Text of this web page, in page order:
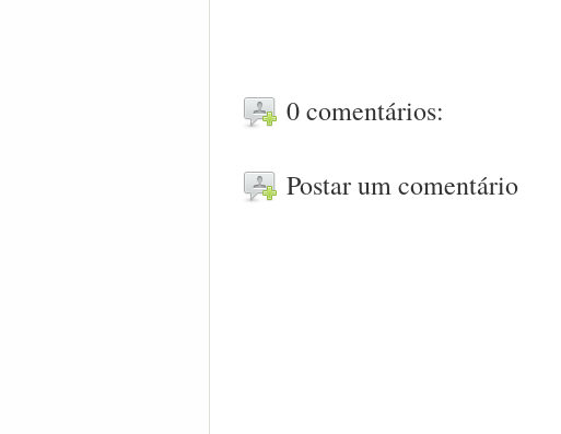
0 comentários:
Postar um comentário